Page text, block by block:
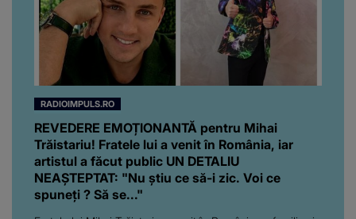
RADIOIMPULS.RO
REVEDERE EMOȚIONANTĂ pentru Mihai
Trăistariu! Fratele lui a venit în România, iar
artistul a făcut public UN DETALIU
NEAȘTEPTAT: "Nu știu ce să-i zic. Voi ce
spuneți ? Să se..."